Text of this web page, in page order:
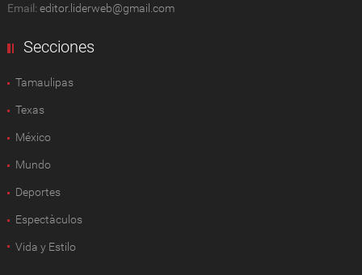
Email: editor.liderweb@gmail.com
Secciones
Tamaulipas
Texas
México
Mundo
Deportes
Espectàculos
Vida y Estilo